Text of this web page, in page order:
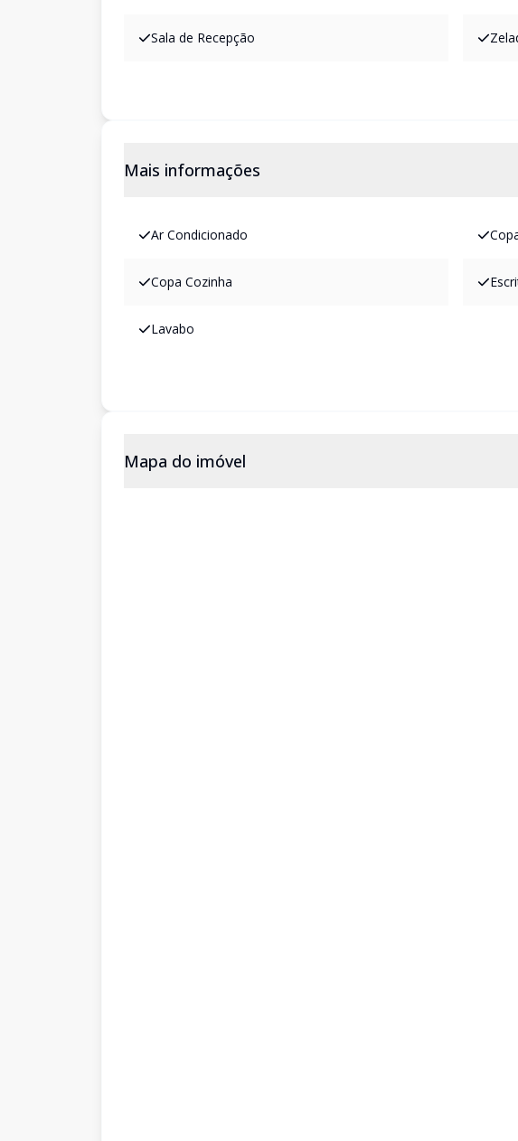
Sala de Recepção
Mais informações
Ar Condicionado
Copa Cozinha
Lavabo
Mapa do imóvel